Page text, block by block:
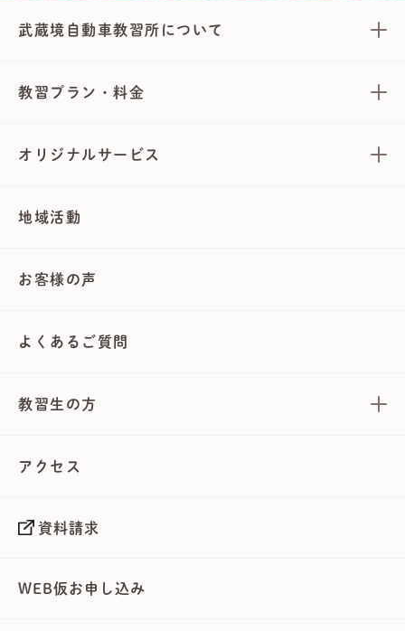
武蔵境自動車教習所について
教習プラン・料金
オリジナルサービス
地域活動
お客様の声
よくあるご質問
教習生の方
アクセス
資料請求
WEB仮お申し込み